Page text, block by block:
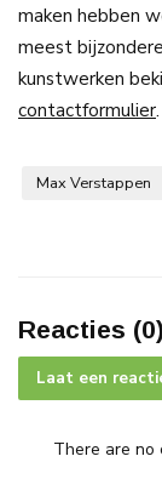
maken hebben
meest
kunstwerken
contactformulier.
Max Verstappen
Reacties (0)
Laat een
There are no